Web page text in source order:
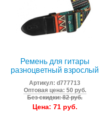
Ремень для гитары
разноцветный взрослый
Артикул:d777713
Оптовая цена: 50 руб.
Без скидки: 82 руб.
Цена: 71руб.